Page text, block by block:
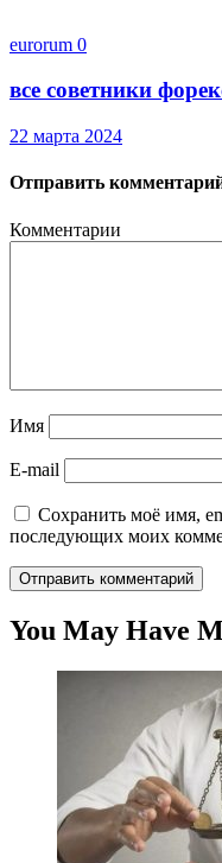
eurorum 0
все советники
22 марта 2024
Отправить
Комментарии
Имя
E-mail
Сохранить моё имя,
последующих моих
You May Have